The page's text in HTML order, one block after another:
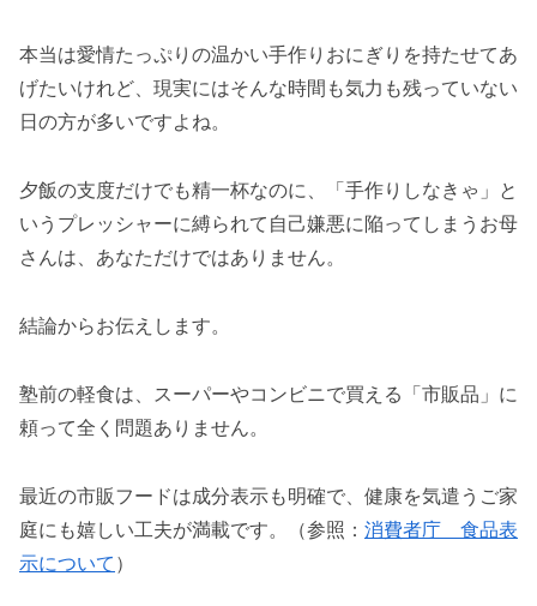
本当は愛情たっぷりの温かい手作りおにぎりを持たせてあ
げたいけれど、現実にはそんな時間も気力も残っていない
日の方が多いですよね。
夕飯の支度だけでも精一杯なのに、「手作りしなきゃ」と
いうプレッシャーに縛られて自己嫌悪に陥ってしまうお母
さんは、あなただけではありません。
結論からお伝えします。
塾前の軽食は、スーパーやコンビニで買える「市販品」に
頼って全く問題ありません。
最近の市販フードは成分表示も明確で、健康を気遣うご家
庭にも嬉しい工夫が満載です。（参照： 消費者庁 食品表
示について ）